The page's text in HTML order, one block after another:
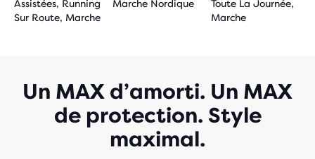
Assistées, Running
Sur Route, Marche
Marche Nordique
Toute La Journée,
Marche
Un MAX d’amorti. Un MAX
de protection. Style
maximal.